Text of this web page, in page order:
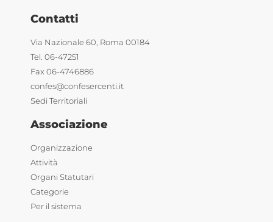
Contatti
Via Nazionale 60, Roma 00184
Tel. 06-47251
Fax 06-4746886
confes@confesercenti.it
Sedi Territoriali
Associazione
Organizzazione
Attività
Organi Statutari
Categorie
Per il sistema